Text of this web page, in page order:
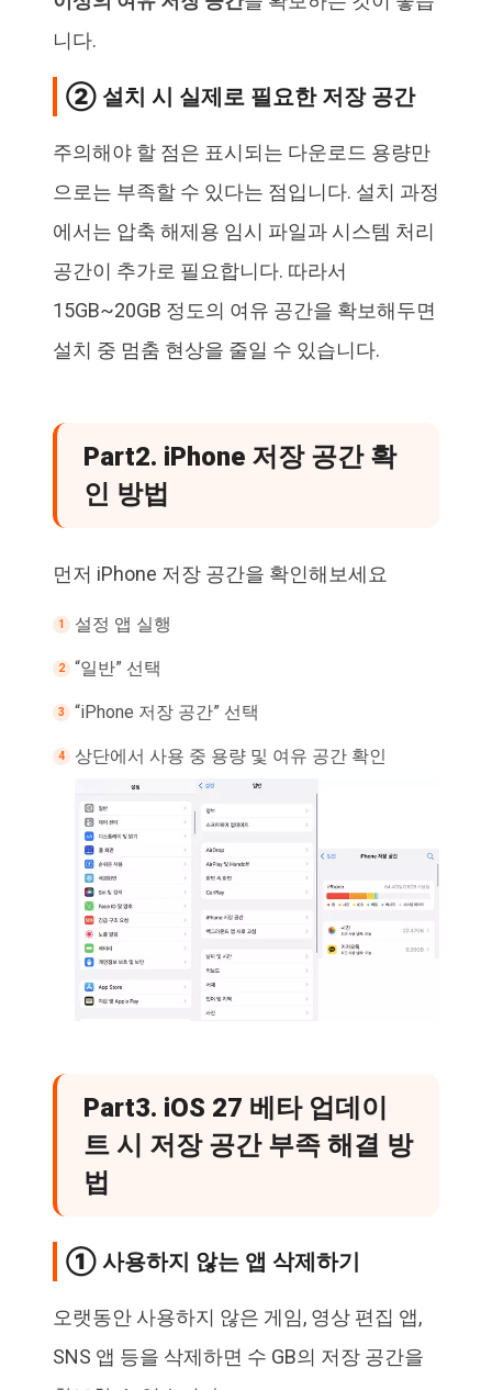
니다.
② 설치 시 실제로 필요한 저장 공간
주의해야 할 점은 표시되는 다운로드 용량만
으로는 부족할 수 있다는 점입니다. 설치 과정
에서는 압축 해제용 임시 파일과 시스템 처리
공간이 추가로 필요합니다. 따라서
15GB~20GB 정도의 여유 공간을 확보해두면
설치 중 멈춤 현상을 줄일 수 있습니다.
Part2. iPhone 저장 공간 확
인 방법
먼저 iPhone 저장 공간을 확인해보세요
설정 앱 실행
“일반” 선택
“iPhone 저장 공간” 선택
상단에서 사용 중 용량 및 여유 공간 확인
Part3. iOS 27 베타 업데이
트 시 저장 공간 부족 해결 방
법
① 사용하지 않는 앱 삭제하기
오랫동안 사용하지 않은 게임, 영상 편집 앱,
SNS 앱 등을 삭제하면 수 GB의 저장 공간을